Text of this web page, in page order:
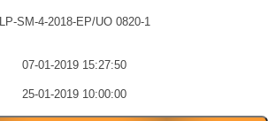
LP-SM-4-2018-EP/UO 0820-1
07-01-2019 15:27:50
25-01-2019 10:00:00